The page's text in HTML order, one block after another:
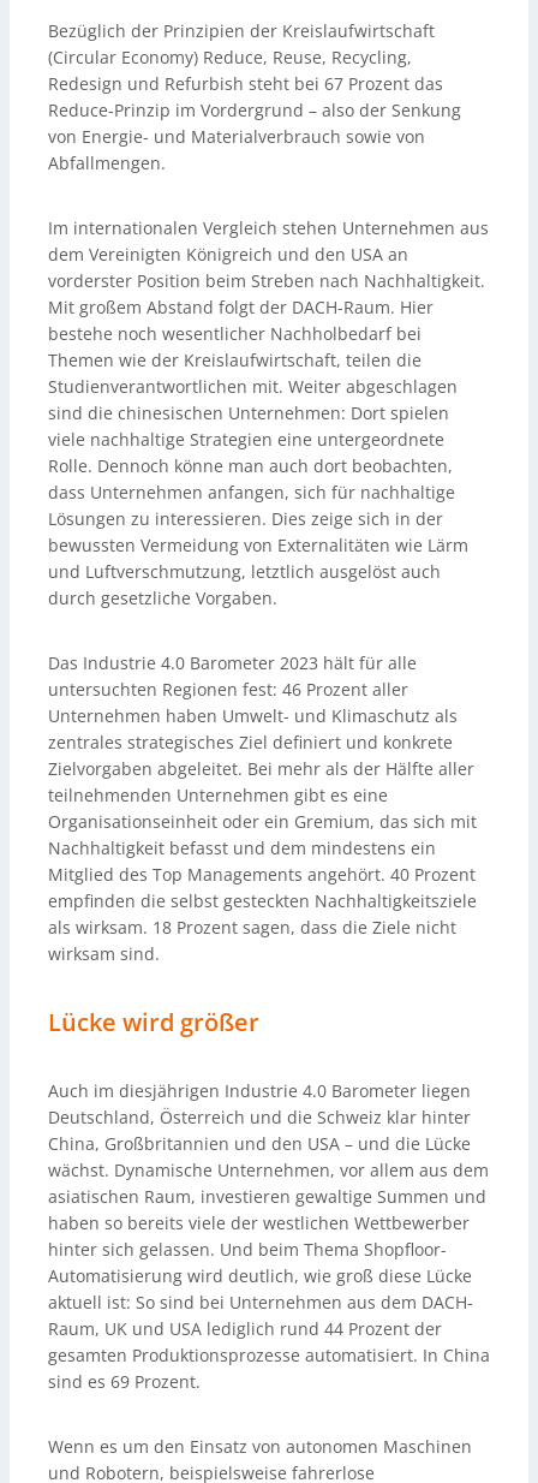
Bezüglich der Prinzipien der Kreislaufwirtschaft
(Circular Economy) Reduce, Reuse, Recycling,
Redesign und Refurbish steht bei 67 Prozent das
Reduce-Prinzip im Vordergrund – also der Senkung
von Energie- und Materialverbrauch sowie von
Abfallmengen.
Im internationalen Vergleich stehen Unternehmen aus
dem Vereinigten Königreich und den USA an
vorderster Position beim Streben nach Nachhaltigkeit.
Mit großem Abstand folgt der DACH-Raum. Hier
bestehe noch wesentlicher Nachholbedarf bei
Themen wie der Kreislaufwirtschaft, teilen die
Studienverantwortlichen mit. Weiter abgeschlagen
sind die chinesischen Unternehmen: Dort spielen
viele nachhaltige Strategien eine untergeordnete
Rolle. Dennoch könne man auch dort beobachten,
dass Unternehmen anfangen, sich für nachhaltige
Lösungen zu interessieren. Dies zeige sich in der
bewussten Vermeidung von Externalitäten wie Lärm
und Luftverschmutzung, letztlich ausgelöst auch
durch gesetzliche Vorgaben.
Das Industrie 4.0 Barometer 2023 hält für alle
untersuchten Regionen fest: 46 Prozent aller
Unternehmen haben Umwelt- und Klimaschutz als
zentrales strategisches Ziel definiert und konkrete
Zielvorgaben abgeleitet. Bei mehr als der Hälfte aller
teilnehmenden Unternehmen gibt es eine
Organisationseinheit oder ein Gremium, das sich mit
Nachhaltigkeit befasst und dem mindestens ein
Mitglied des Top Managements angehört. 40 Prozent
empfinden die selbst gesteckten Nachhaltigkeitsziele
als wirksam. 18 Prozent sagen, dass die Ziele nicht
wirksam sind.
Lücke wird größer
Auch im diesjährigen Industrie 4.0 Barometer liegen
Deutschland, Österreich und die Schweiz klar hinter
China, Großbritannien und den USA – und die Lücke
wächst. Dynamische Unternehmen, vor allem aus dem
asiatischen Raum, investieren gewaltige Summen und
haben so bereits viele der westlichen Wettbewerber
hinter sich gelassen. Und beim Thema Shopfloor-
Automatisierung wird deutlich, wie groß diese Lücke
aktuell ist: So sind bei Unternehmen aus dem DACH-
Raum, UK und USA lediglich rund 44 Prozent der
gesamten Produktionsprozesse automatisiert. In China
sind es 69 Prozent.
Wenn es um den Einsatz von autonomen Maschinen
und Robotern, beispielsweise fahrerlose